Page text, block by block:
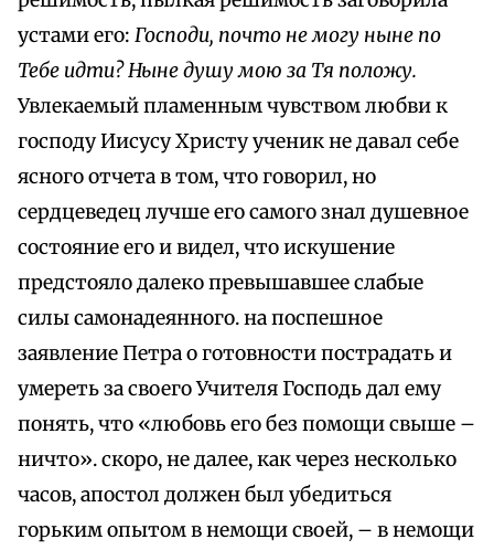
устами его: Господи, почто не могу ныне по
Тебе идти? Ныне душу мою за Тя положу.
Увлекаемый пламенным чувством любви к
господу Иисусу Христу ученик не давал себе
ясного отчета в том, что говорил, но
сердцеведец лучше его самого знал душевное
состояние его и видел, что искушение
предстояло далеко превышавшее слабые
силы самонадеянного. на поспешное
заявление Петра о готовности пострадать и
умереть за своего Учителя Господь дал ему
понять, что «любовь его без помощи свыше –
ничто». скоро, не далее, как через несколько
часов, апостол должен был убедиться
горьким опытом в немощи своей, – в немощи